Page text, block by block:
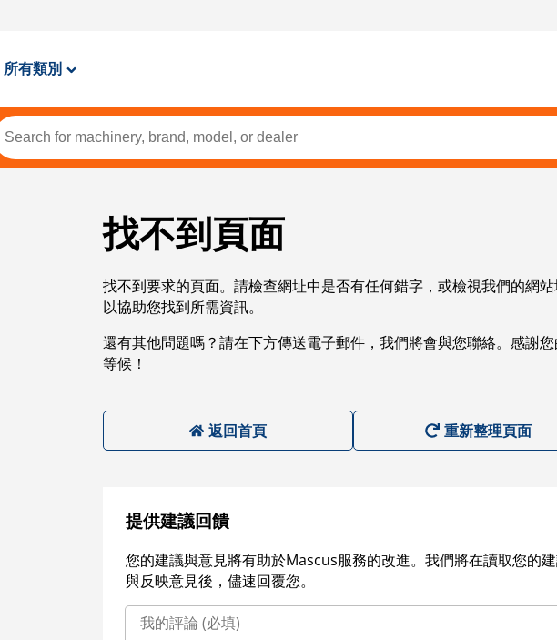
所有類別
找不到頁面
找不到要求的頁面。請檢查網址中是否有任何錯字，或檢視我們的網
以協助您找到所需資訊。
還有其他問題嗎？請在下方傳送電子郵件，我們將會與您聯絡。感謝
等候！
返回首頁 重新整理頁面
提供建議回饋
您的建議與意見將有助於Mascus服務的改進。我們將在讀取您的
與反映意見後，儘速回覆您。